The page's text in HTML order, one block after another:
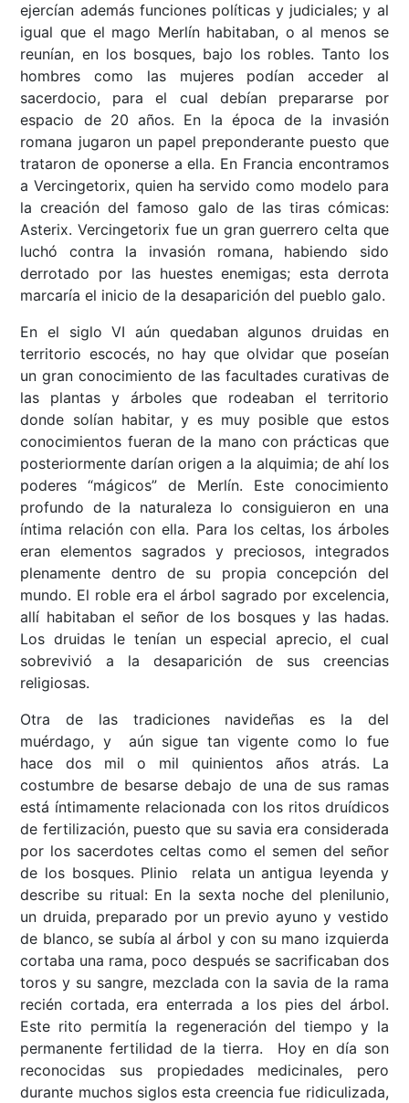
ejercían además funciones políticas y judiciales; y al
igual que el mago Merlín habitaban, o al menos se
reunían, en los bosques, bajo los robles. Tanto los
hombres como las mujeres podían acceder al
sacerdocio, para el cual debían prepararse por
espacio de 20 años. En la época de la invasión
romana jugaron un papel preponderante puesto que
trataron de oponerse a ella. En Francia encontramos
a Vercingetorix, quien ha servido como modelo para
la creación del famoso galo de las tiras cómicas:
Asterix. Vercingetorix fue un gran guerrero celta que
luchó contra la invasión romana, habiendo sido
derrotado por las huestes enemigas; esta derrota
marcaría el inicio de la desaparición del pueblo galo.
En el siglo VI aún quedaban algunos druidas en
territorio escocés, no hay que olvidar que poseían
un gran conocimiento de las facultades curativas de
las plantas y árboles que rodeaban el territorio
donde solían habitar, y es muy posible que estos
conocimientos fueran de la mano con prácticas que
posteriormente darían origen a la alquimia; de ahí los
poderes “mágicos” de Merlín. Este conocimiento
profundo de la naturaleza lo consiguieron en una
íntima relación con ella. Para los celtas, los árboles
eran elementos sagrados y preciosos, integrados
plenamente dentro de su propia concepción del
mundo. El roble era el árbol sagrado por excelencia,
allí habitaban el señor de los bosques y las hadas.
Los druidas le tenían un especial aprecio, el cual
sobrevivió a la desaparición de sus creencias
religiosas.
Otra de las tradiciones navideñas es la del
muérdago, y aún sigue tan vigente como lo fue
hace dos mil o mil quinientos años atrás. La
costumbre de besarse debajo de una de sus ramas
está íntimamente relacionada con los ritos druídicos
de fertilización, puesto que su savia era considerada
por los sacerdotes celtas como el semen del señor
de los bosques. Plinio relata un antigua leyenda y
describe su ritual: En la sexta noche del plenilunio,
un druida, preparado por un previo ayuno y vestido
de blanco, se subía al árbol y con su mano izquierda
cortaba una rama, poco después se sacrificaban dos
toros y su sangre, mezclada con la savia de la rama
recién cortada, era enterrada a los pies del árbol.
Este rito permitía la regeneración del tiempo y la
permanente fertilidad de la tierra. Hoy en día son
reconocidas sus propiedades medicinales, pero
durante muchos siglos esta creencia fue ridiculizada,